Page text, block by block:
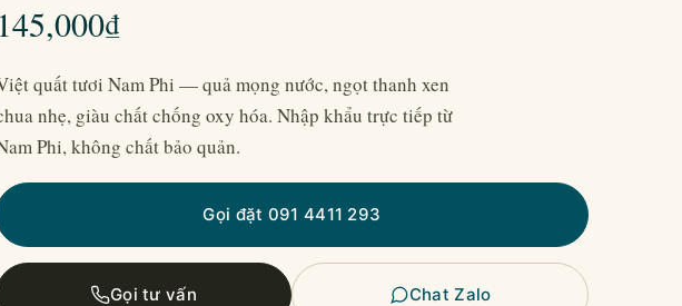
145,000₫
quất tươi Nam Phi — quả mọng nước, ngọt thanh xen
nhẹ, giàu chất chống oxy hóa. Nhập khẩu trực tiếp từ
Phi, không chất bảo quản.
Gọi đặt 091 4411 293
Gọi tư vấn Chat Zalo